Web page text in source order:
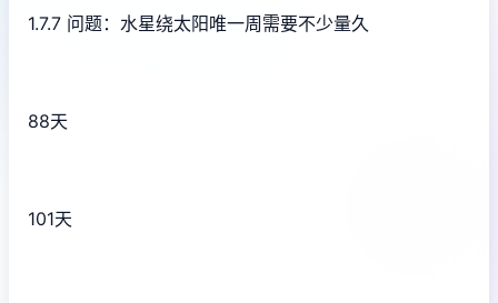
1.7.7 问题：水星绕太阳唯一周需要不少量久
88天
101天